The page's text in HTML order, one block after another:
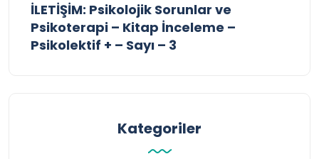
İLETİŞİM: Psikolojik Sorunlar ve
Psikoterapi – Kitap İnceleme –
Psikolektif + – Sayı – 3
Kategoriler